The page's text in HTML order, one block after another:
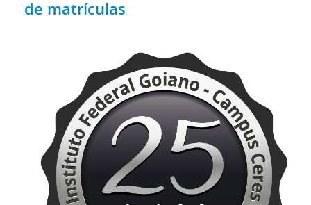
de matrículas